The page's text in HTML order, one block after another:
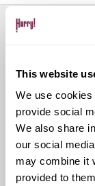
This website
We use
provide social
We also share
our social
may combine it
provided to
Ritiro
I nostri esperti
tua auto